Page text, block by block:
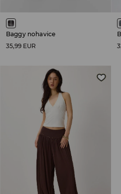
Baggy nohavice
35,99 EUR